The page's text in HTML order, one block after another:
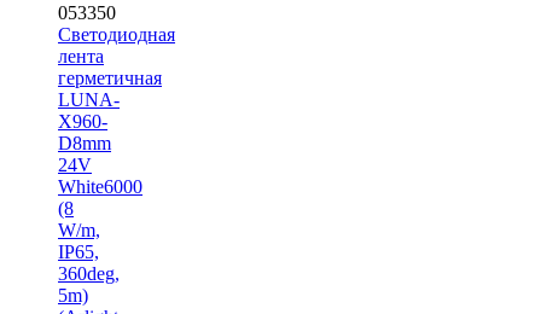
053350
Светодиодная
лента
герметичная
LUNA-
X960-
D8mm
24V
White6000
(8
W/m,
IP65,
360deg,
5m)